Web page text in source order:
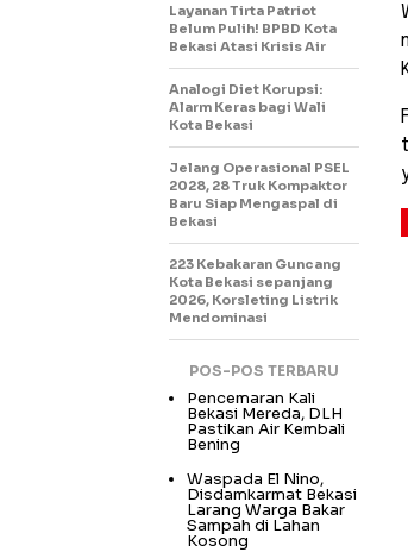
Layanan Tirta Patriot
Belum Pulih! BPBD Kota
Bekasi Atasi Krisis Air
Analogi Diet Korupsi:
Alarm Keras bagi Wali
Kota Bekasi
Jelang Operasional PSEL
2028, 28 Truk Kompaktor
Baru Siap Mengaspal di
Bekasi
223 Kebakaran Guncang
Kota Bekasi sepanjang
2026, Korsleting Listrik
Mendominasi
POS-POS TERBARU
Pencemaran Kali
Bekasi Mereda, DLH
Pastikan Air Kembali
Bening
Waspada El Nino,
Disdamkarmat Bekasi
Larang Warga Bakar
Sampah di Lahan
Kosong